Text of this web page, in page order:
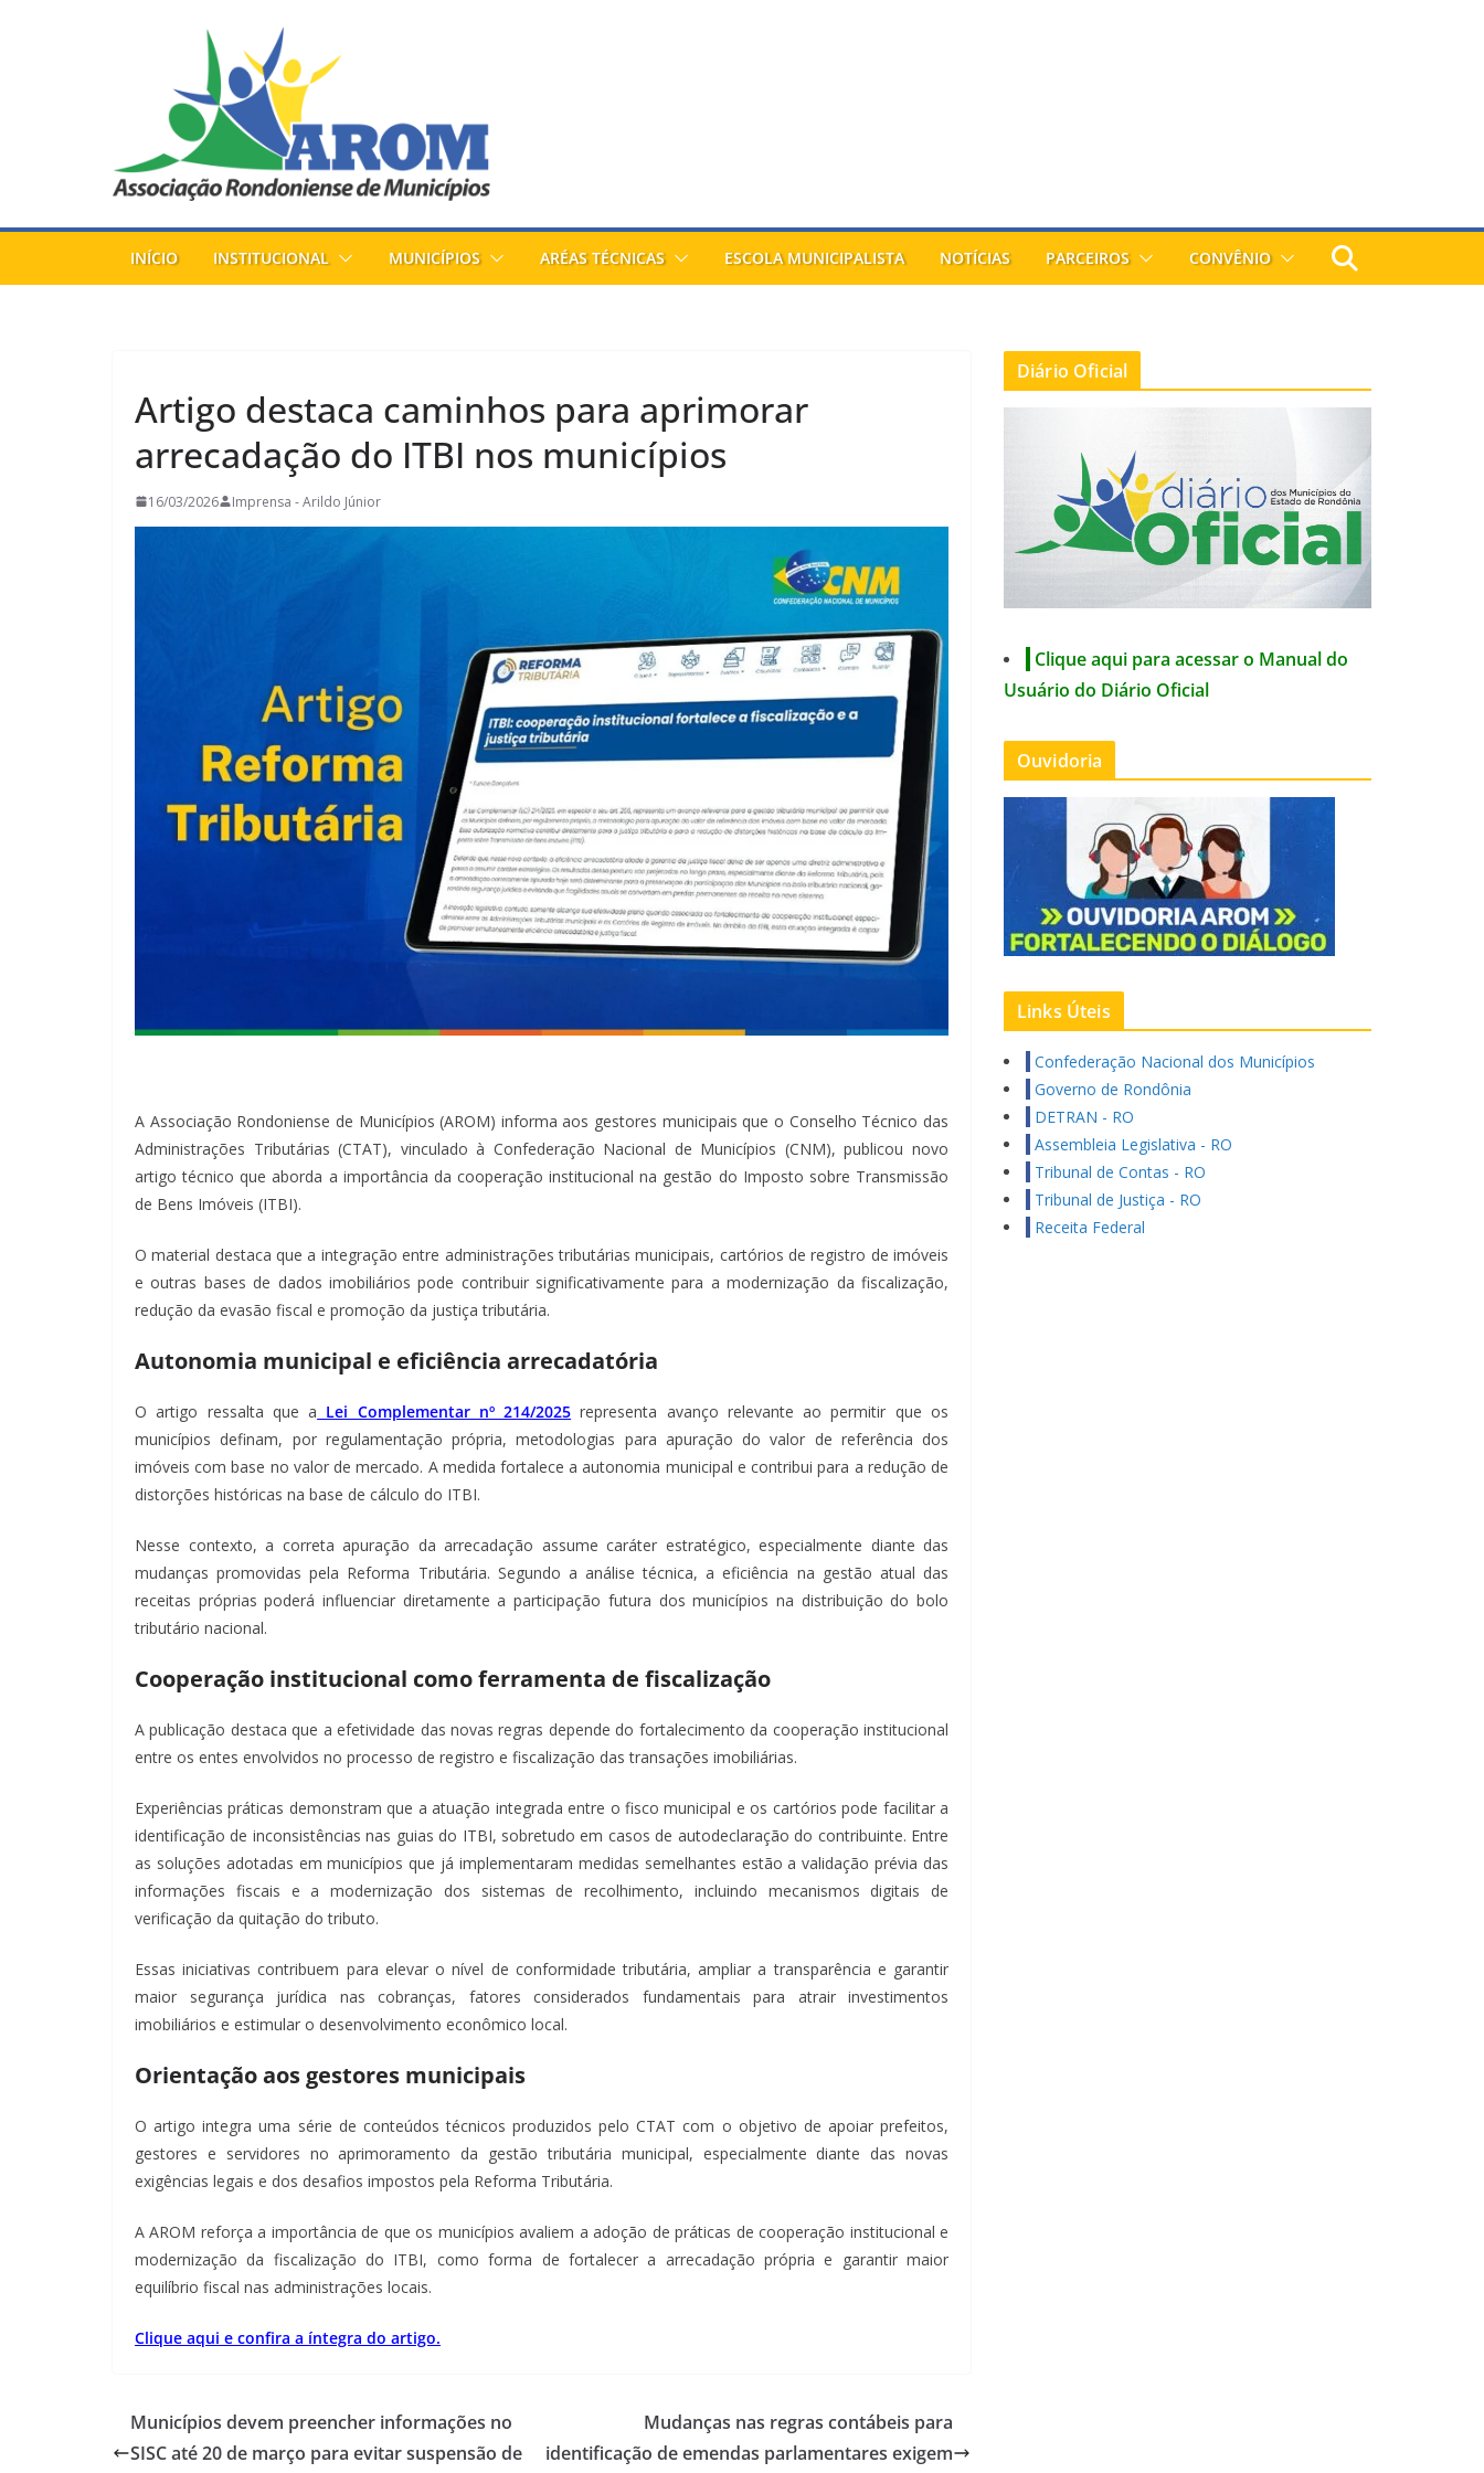
INÍCIO INSTITUCIONAL MUNICÍPIOS ARÉAS TÉCNICAS ESCOLA MUNICIPALISTA NOTÍCIAS PARCEIROS CONVÊNIO
Artigo destaca caminhos para aprimorar
arrecadação do ITBI nos municípios
16/03/2026 Imprensa - Arildo Júnior
A Associação Rondoniense de Municípios (AROM) informa aos gestores municipais que o Conselho Técnico das
Administrações Tributárias (CTAT), vinculado à Confederação Nacional de Municípios (CNM), publicou novo
artigo técnico que aborda a importância da cooperação institucional na gestão do Imposto sobre Transmissão
de Bens Imóveis (ITBI).
O material destaca que a integração entre administrações tributárias municipais, cartórios de registro de imóveis
e outras bases de dados imobiliários pode contribuir significativamente para a modernização da fiscalização,
redução da evasão fiscal e promoção da justiça tributária.
Autonomia municipal e eficiência arrecadatória
O artigo ressalta que a Lei Complementar nº 214/2025 representa avanço relevante ao permitir que os
municípios definam, por regulamentação própria, metodologias para apuração do valor de referência dos
imóveis com base no valor de mercado. A medida fortalece a autonomia municipal e contribui para a redução de
distorções históricas na base de cálculo do ITBI.
Nesse contexto, a correta apuração da arrecadação assume caráter estratégico, especialmente diante das
mudanças promovidas pela Reforma Tributária. Segundo a análise técnica, a eficiência na gestão atual das
receitas próprias poderá influenciar diretamente a participação futura dos municípios na distribuição do bolo
tributário nacional.
Cooperação institucional como ferramenta de fiscalização
A publicação destaca que a efetividade das novas regras depende do fortalecimento da cooperação institucional
entre os entes envolvidos no processo de registro e fiscalização das transações imobiliárias.
Experiências práticas demonstram que a atuação integrada entre o fisco municipal e os cartórios pode facilitar a
identificação de inconsistências nas guias do ITBI, sobretudo em casos de autodeclaração do contribuinte. Entre
as soluções adotadas em municípios que já implementaram medidas semelhantes estão a validação prévia das
informações fiscais e a modernização dos sistemas de recolhimento, incluindo mecanismos digitais de
verificação da quitação do tributo.
Essas iniciativas contribuem para elevar o nível de conformidade tributária, ampliar a transparência e garantir
maior segurança jurídica nas cobranças, fatores considerados fundamentais para atrair investimentos
imobiliários e estimular o desenvolvimento econômico local.
Orientação aos gestores municipais
O artigo integra uma série de conteúdos técnicos produzidos pelo CTAT com o objetivo de apoiar prefeitos,
gestores e servidores no aprimoramento da gestão tributária municipal, especialmente diante das novas
exigências legais e dos desafios impostos pela Reforma Tributária.
A AROM reforça a importância de que os municípios avaliem a adoção de práticas de cooperação institucional e
modernização da fiscalização do ITBI, como forma de fortalecer a arrecadação própria e garantir maior
equilíbrio fiscal nas administrações locais.
Clique aqui e confira a íntegra do artigo.
Municípios devem preencher informações no
SISC até 20 de março para evitar suspensão de
Mudanças nas regras contábeis para
identificação de emendas parlamentares exigem
Diário Oficial
Clique aqui para acessar o Manual do
Usuário do Diário Oficial
Ouvidoria
Links Úteis
Confederação Nacional dos Municípios
Governo de Rondônia
DETRAN - RO
Assembleia Legislativa - RO
Tribunal de Contas - RO
Tribunal de Justiça - RO
Receita Federal